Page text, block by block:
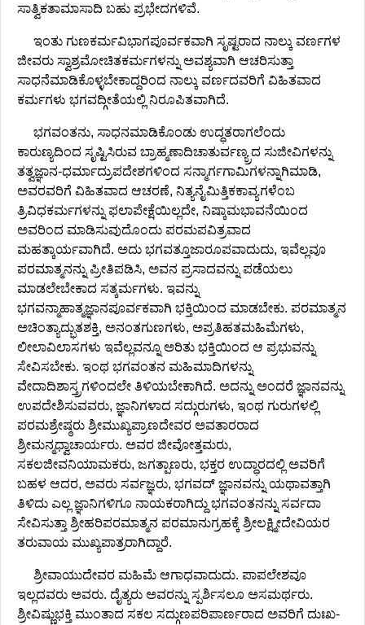
ಸಾತ್ವಿಕತಾಮಾಸಾದಿ ಬಹು ಪ್ರಭೇದಗಳಿವೆ.
ಇಂತು ಗುಣಕರ್ಮವಿಭಾಗಪೂರ್ವಕವಾಗಿ ಸೃಷ್ಟರಾದ ನಾಲ್ಕು ವರ್ಣಗಳ
ಜೀವರು ಸ್ವಾಶ್ರಮೋಚಿತಕರ್ಮಗಳನ್ನು ಅವಶ್ಯವಾಗಿ ಆಚರಿಸುತ್ತಾ
ಸಾಧನೆಮಾಡಿಕೊಳ್ಳಬೇಕಾದ್ದರಿಂದ ನಾಲ್ಕು ವರ್ಣದವರಿಗೆ ವಿಹಿತವಾದ
ಕರ್ಮಗಳು ಭಗವದ್ಗೀತೆಯಲ್ಲಿ ನಿರೂಪಿತವಾಗಿದೆ.
ಭಗವಂತನು, ಸಾಧನಮಾಡಿಕೊಂಡು ಉದ್ಧತರಾಗಲೆಂದು
ಕಾರುಣ್ಯದಿಂದ ಸೃಷ್ಟಿಸಿರುವ ಬ್ರಾಹ್ಮಣಾದಿಚಾತುರ್ವಣ್ಯ್ರದ ಸುಜೀವಿಗಳನ್ನು
ತತ್ವಜ್ಞಾನ-ಧರ್ಮಾದ್ರುಪದೇಶಗಳಿಂದ ಸನ್ಮಾರ್ಗಗಾಮಿಗಳನ್ನಾಗಿಮಾಡಿ,
ಅವರವರಿಗೆ ವಿಹಿತವಾದ ಆಚರಣೆ, ನಿತ್ಯನೈಮಿತ್ತಿಕಕಾವ್ಯಗಳೆಂಬ
ತ್ರಿವಿಧಕರ್ಮಗಳನ್ನು ಫಲಾಪೇಕ್ಷೆಯಿಲ್ಲದೇ, ನಿಷ್ಕಾಮಭಾವನೆಯಿಂದ
ಅವರಿಂದ ಮಾಡಿಸುವುದೊಂದು ಪರಮಪವಿತ್ರವಾದ
ಮಹತ್ಕಾರ್ಯವಾಗಿದೆ. ಅದು ಭಗವತ್ತೂಜಾರೂಪವಾದುದು, ಇವೆಲ್ಲವೂ
ಪರಮಾತ್ಮನನ್ನು ಪ್ರೀತಿಪಡಿಸಿ, ಅವನ ಪ್ರಸಾದವನ್ನು ಪಡೆಯಲು
ಮಾಡಲೇಬೇಕಾದ ಸತ್ಕರ್ಮಗಳು. ಇವನ್ನು
ಭಗವನ್ಮಾಹಾತ್ಮಜ್ಞಾನಪೂರ್ವಕವಾಗಿ ಭಕ್ತಿಯಿಂದ ಮಾಡಬೇಕು. ಪರಮಾತ್ಮನ
ಅಚಿಂತ್ಯಾದ್ಭುತಶಕ್ತಿ, ಅನಂತಗುಣಗಳು, ಅಪ್ರತಿಹತಮಹಿಮೆಗಳು,
ಲೀಲಾವಿಲಾಸಗಳು ಇವೆಲ್ಲವನ್ನೂ ಅರಿತು ಭಕ್ತಿಯಿಂದ ಆ ಪ್ರಭುವನ್ನು
ಸೇವಿಸಬೇಕು. ಇಂಥ ಭಗವಂತನ ಮಹಿಮಾದಿಗಳನ್ನು
ವೇದಾದಿಶಾಸ್ತ್ರಗಳಿಂದಲೇ ತಿಳಿಯಬೇಕಾಗಿದೆ. ಅದನ್ನು ಅಂದರೆ ಜ್ಞಾನವನ್ನು
ಉಪದೇಶಿಸುವವರು, ಜ್ಞಾನಿಗಳಾದ ಸದ್ಗುರುಗಳು, ಇಂಥ ಗುರುಗಳಲ್ಲಿ
ಪರಮಶ್ರೇಷ್ಠರು ಶ್ರೀಮುಖ್ಯಪ್ರಾಣದೇವರ ಅವತಾರರಾದ
ಶ್ರೀಮನ್ಮಧ್ವಾಚಾರ್ಯರು. ಅವರ ಜೀವೋತ್ತಮರು,
ಸಕಲಜೀವನಿಯಾಮಕರು, ಜಗತ್ಪಾಣರು, ಭಕ್ತರ ಉದ್ಧಾರದಲ್ಲಿ ಅವರಿಗೆ
ಬಹಳ ಆದರ, ಅವರು ಸರ್ವಜ್ಞರು, ಭಗವದ್ ಜ್ಞಾನವನ್ನು ಯಥಾವತ್ತಾಗಿ
ತಿಳಿದು ಎಲ್ಲ ಜ್ಞಾನಿಗಳಿಗೂ ನಾಯಕರಾಗಿದ್ದು ಭಗವಂತನನ್ನು ಸರ್ವದಾ
ಸೇವಿಸುತ್ತಾ ಶ್ರೀಹರಿಪರಮಾತ್ಮನ ಪರಮಾನುಗ್ರಹಕ್ಕೆ ಶ್ರೀಲಕ್ಷ್ಮೀದೇವಿಯರ
ತರುವಾಯ ಮುಖ್ಯಪಾತ್ರರಾಗಿದ್ದಾರೆ.
ಶ್ರೀವಾಯುದೇವರ ಮಹಿಮೆ ಆಗಾಧವಾದುದು. ಪಾಪಲೇಶವೂ
ಇಲ್ಲದವರು ಅವರು. ದೈತ್ಯರು ಅವರನ್ನು ಸ್ಪರ್ಶಿಸಲೂ ಅಸಮರ್ಥರು.
ಶ್ರೀವಿಷ್ಣುಭಕ್ತಿ ಮುಂತಾದ ಸಕಲ ಸದ್ಗುಣಪರಿಪಾರ್ಣರಾದ ಅವರಿಗೆ ದುಃಖ-